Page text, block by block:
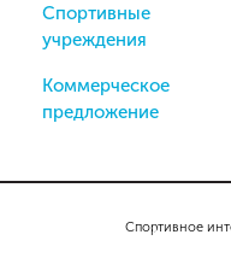
Спортивное
Спортивные
учреждения
Коммерческое
предложение